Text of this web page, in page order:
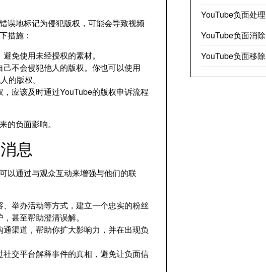
误地标记为侵犯版权，可能会导致视频
措施：
免使用未经授权的素材。
不会侵犯他人的版权。你也可以使用
的版权。
应该及时通过YouTube的版权申诉流程
的负面影响。
息
以通过与观众互动来增强与他们的联
举办活动等方式，建立一个忠实的粉丝
甚至帮助澄清误解。
渠道，帮助你扩大影响力，并在出现负
交平台解释事件的真相，避免让负面信
YouTube负面处理
YouTube负面消除
YouTube负面移除